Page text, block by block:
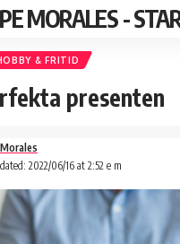
MORALES -
& FRITID
presenten
2022/06/16 at 2:52 e m